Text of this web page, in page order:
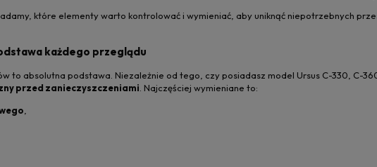
które elementy warto kontrolować i wymieniać, aby uniknąć niepotrzebnych
każdego przeglądu
to absolutna podstawa. Niezależnie od tego, czy posiadasz model Ursus C-330, C-
przed zanieczyszczeniami. Najczęściej wymieniane to:
,